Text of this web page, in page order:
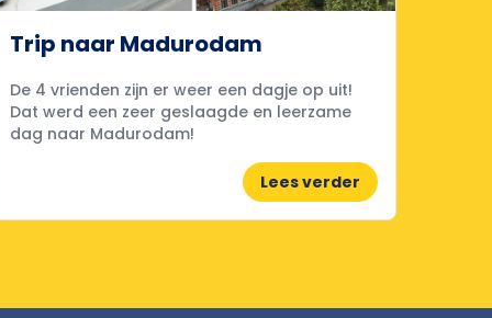
Trip naar Madurodam
De 4 vrienden zijn er weer een dagje op uit!
Dat werd een zeer geslaagde en leerzame
dag naar Madurodam!
Lees verder